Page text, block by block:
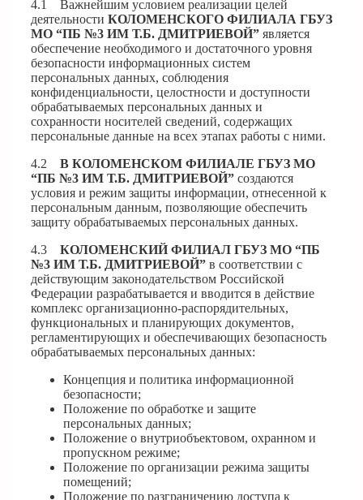
4.1 Важнейшим условием реализации целей
деятельности КОЛОМЕНСКОГО ФИЛИАЛА ГБУЗ
МО “ПБ №3 ИМ Т.Б. ДМИТРИЕВОЙ” является
обеспечение необходимого и достаточного уровня
безопасности информационных систем
персональных данных, соблюдения
конфиденциальности, целостности и доступности
обрабатываемых персональных данных и
сохранности носителей сведений, содержащих
персональные данные на всех этапах работы с ними.
4.2 В КОЛОМЕНСКОМ ФИЛИАЛЕ ГБУЗ МО
“ПБ №3 ИМ Т.Б. ДМИТРИЕВОЙ” создаются
условия и режим защиты информации, отнесенной к
персональным данным, позволяющие обеспечить
защиту обрабатываемых персональных данных.
4.3 КОЛОМЕНСКИЙ ФИЛИАЛ ГБУЗ МО “ПБ
№3 ИМ Т.Б. ДМИТРИЕВОЙ” в соответствии с
действующим законодательством Российской
Федерации разрабатывается и вводится в действие
комплекс организационно-распорядительных,
функциональных и планирующих документов,
регламентирующих и обеспечивающих безопасность
обрабатываемых персональных данных:
Концепция и политика информационной
безопасности;
Положение по обработке и защите
персональных данных;
Положение о внутриобъектовом, охранном и
пропускном режиме;
Положение по организации режима защиты
помещений;
Положение по разграничению доступа к